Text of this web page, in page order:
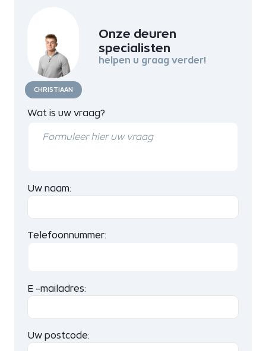
CHRISTIAAN
Onze deuren
specialisten
helpen u graag verder!
Wat is uw vraag?
Uw naam:
Telefoonnummer:
E -mailadres:
Uw postcode: